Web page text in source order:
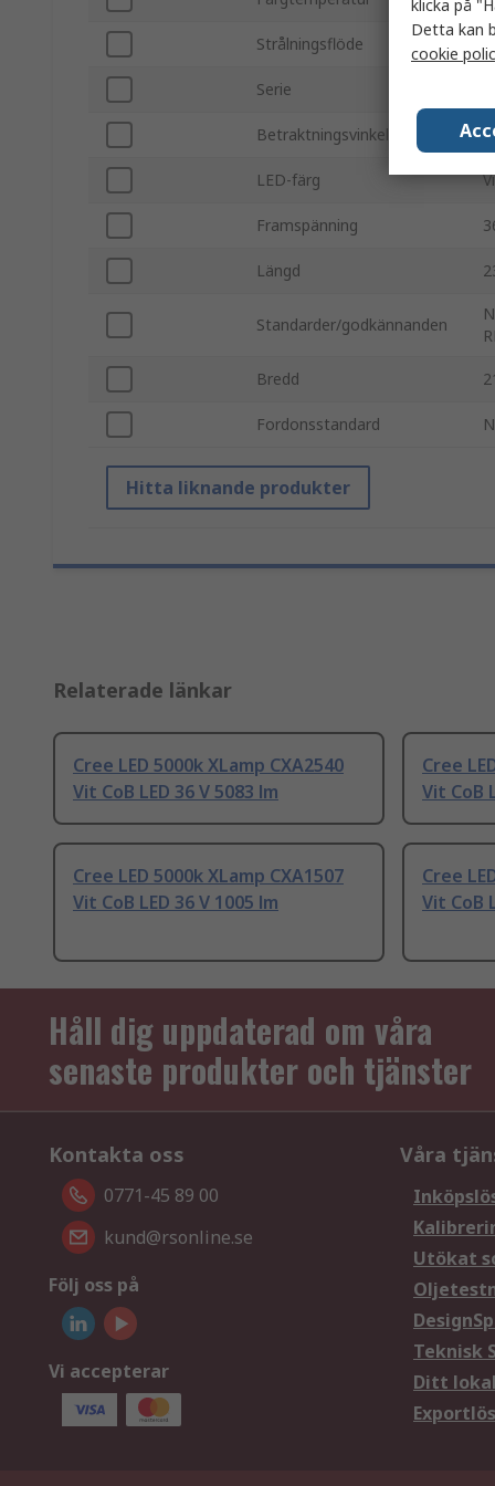
Strålningsflöde
Serie
Betraktningsvinkel
LED-färg
Framspänning
Längd
Standarder/godkännanden
Bredd
Fordonsstandard
Hitta liknande produkter
Relaterade länkar
Cree LED 5000k XLamp CXA2540
Vit CoB LED 36 V 5083 lm
Cree
Vit CoB
Cree LED 5000k XLamp CXA1507
Vit CoB LED 36 V 1005 lm
Cree
Vit CoB
Håll dig uppdaterad om våra
senaste produkter och tjänster
Kontakta oss
0771-45 89 00
kund@rsonline.se
Följ oss på
Vi accepterar
Våra
Utökat
Teknisk
Ditt
klicka på
Detta kan
cookie